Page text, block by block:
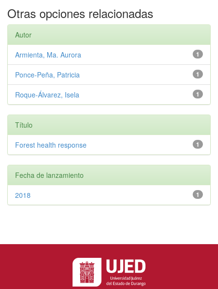
Otras opciones relacionadas
Autor
1
Armienta, Ma. Aurora
1
Ponce-Peña, Patricia
1
Roque-Álvarez, Isela
Título
1
Forest health response
Fecha de lanzamiento
1
2018